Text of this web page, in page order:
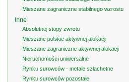
Mieszane zagraniczne stabilnego wzrostu
Inne
Absolutnej stopy zwrotu
Mieszane polskie aktywnej alokacji
Mieszane zagraniczne aktywnej alokacji
Nieruchomości uniwersalne
Rynku surowców - metale szlachetne
Rynku surowców pozostałe